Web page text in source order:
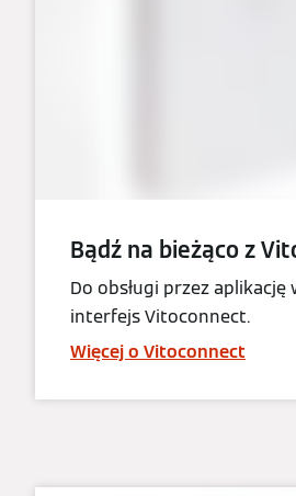
Bądź na bieżąco z
Do obsługi przez aplikację
interfejs Vitoconnect.
Więcej o Vitoconnect